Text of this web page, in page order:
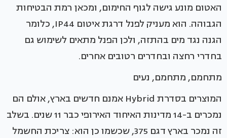
האטום מונע גישה לגוף החימום, ומכאן רמת הבטיחות
הגבוהה. הוא מעניק לפנל דרגת איטום IP44, כלומר
הגנה נגד מים בהתזה, ולכן הפנל מתאים לשימוש גם
בחדרי רחצה ובחדרים רטובים אחרים.
מתחמם, מתחמם, נעים
המוצרים בסדרת Hybrid אמנם חדשים בארץ, אולם הם
נמכרים ב-14 מדינות האיחוד האירופי כבר 11 שנים. בשלב
זה נמכר בארץ דגם 375, שכשמו כן הוא: צריכת החשמל